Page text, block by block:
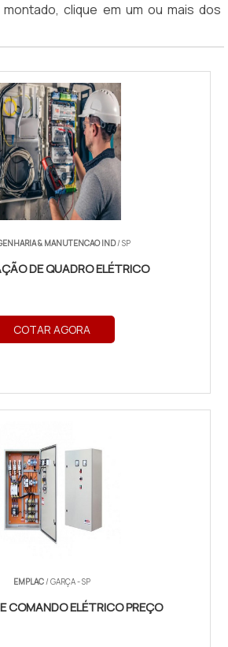
clique em um ou mais dos
& MANUTENCAO IND/ SP
DE QUADRO ELÉTRICO
COTAR AGORA
EMPLAC/ GARÇA - SP
COMANDO ELÉTRICO PREÇO